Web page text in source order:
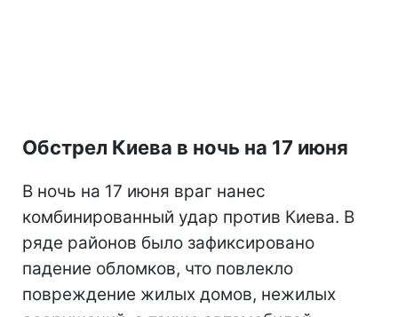
Обстрел Киева в ночь на 17 июня
В ночь на 17 июня враг нанес
комбинированный удар против Киева. В
ряде районов было зафиксировано
падение обломков, что повлекло
повреждение жилых домов, нежилых